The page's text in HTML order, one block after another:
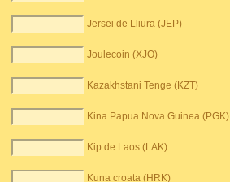
Jersei de Lliura (JEP)
Joulecoin (XJO)
Kazakhstani Tenge (KZT)
Kina Papua Nova Guinea (PGK)
Kip de Laos (LAK)
Kuna croata (HRK)